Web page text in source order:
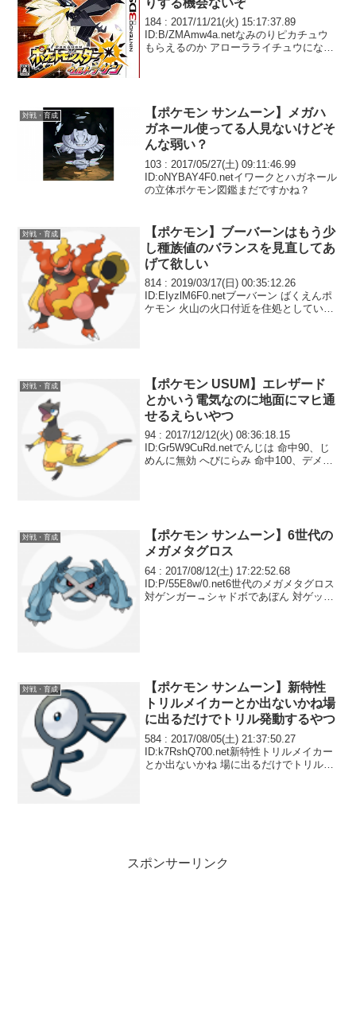
184 : 2017/11/21(火) 15:17:37.89
ID:B/ZMAmw4a.netなみのりピカチュウ
もらえるのか アローラライチュウになみ
対戦・育成
【ポケモン サンムーン】メガハ
ガネール使ってる人見ないけどそ
んな弱い？
103 : 2017/05/27(土) 09:11:46.99
ID:oNYBAY4F0.netイワークとハガネール
の立体ポケモン図鑑まだですかね？
対戦・育成
【ポケモン】ブーバーンはもう少
し種族値のバランスを見直してあ
げて欲しい
814 : 2019/03/17(日) 00:35:12.26
ID:EIyzlM6F0.netブーバーン ばくえんポ
ケモン 火山の火口付近を住処としている
対戦・育成
【ポケモン USUM】エレザード
とかいう電気なのに地面にマヒ通
せるえらいやつ
94 : 2017/12/12(火) 08:36:18.15
ID:Gr5W9CuRd.netでんじは 命中90、じ
めんに無効 へびにらみ 命中100、デメリ
対戦・育成
【ポケモン サンムーン】6世代の
メガメタグロス
64 : 2017/08/12(土) 17:22:52.68
ID:P/55E8w/0.net6世代のメガメタグロス
対ゲンガー→シャドボであぼん 対ゲッコ
対戦・育成
【ポケモン サンムーン】新特性
トリルメイカーとか出ないかね場
に出るだけでトリル発動するやつ
584 : 2017/08/05(土) 21:37:50.27
ID:k7RshQ700.net新特性トリルメイカー
とか出ないかね 場に出るだけでトリル発
スポンサーリンク